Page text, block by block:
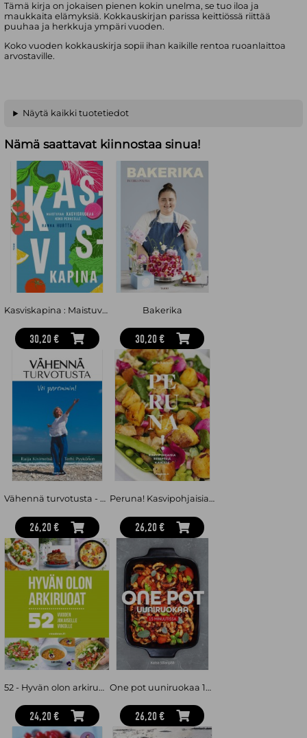
Tämä kirja on jokaisen pienen kokin unelma, se tuo iloa ja
maukkaita elämyksiä. Kokkauskirjan parissa keittiössä riittää
puuhaa ja herkkuja ympäri vuoden.
Koko vuoden kokkauskirja sopii ihan kaikille rentoa ruoanlaittoa
arvostaville.
Näytä kaikki tuotetiedot
Nämä saattavat kiinnostaa sinua!
Kasviskapina : Maistuvaa kasvisruokaa koko perheelle
30,20 €
Bakerika
30,20 €
Vähennä turvotusta - Voi paremmin
26,20 €
Peruna! Kasvipohjaisia perunareseptejä kaikille
26,20 €
52 - Hyvän olon arkiruoat vuoden jokaiselle viikolle
24,20 €
One pot uuniruokaa 15 minuutissa
26,20 €